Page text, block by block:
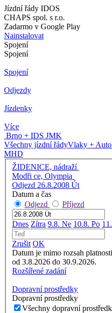
Jízdní řády IDOS
CHAPS spol. s r.o.
Zadarmo v Google Play
Nainstalovat
Spojení
Spojení
Spojení
Odjezdy
Jízdenky
Více
Brno + IDS JMK
Všechny jízdní řádyVlaky +
MHD
ŽIDENICE, nádraží
Modři ce, Olympia
Odjezd 26.8.2008 Út
Datum a čas
Odjezd
Příjezd
Dnes Zítra 9.8. Ne 10.8. Po
Zrušit OK
Datum je mimo rozsah
od 3.8.2026 do 30.9.2026.
Rozšířené zadání
Dopravní prostředky
Dopravní prostředky
Všechny dopravní